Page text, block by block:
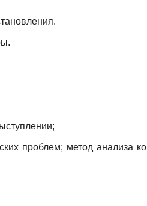
проблем; метод анализа